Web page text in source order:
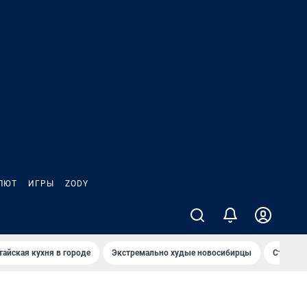
ИГРЫ ZODY
кухня в городе Экстремально худые новосибирцы Старт